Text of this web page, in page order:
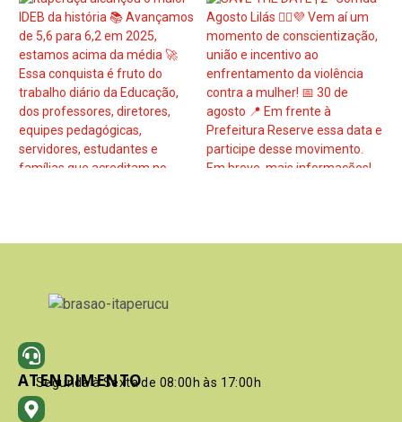
ATENDIMENTO
Segunda à Sexta de 08:00h às 17:00h